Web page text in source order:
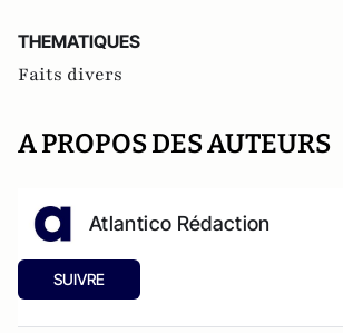
THEMATIQUES
Faits divers
A PROPOS DES AUTEURS
Atlantico Rédaction
SUIVRE